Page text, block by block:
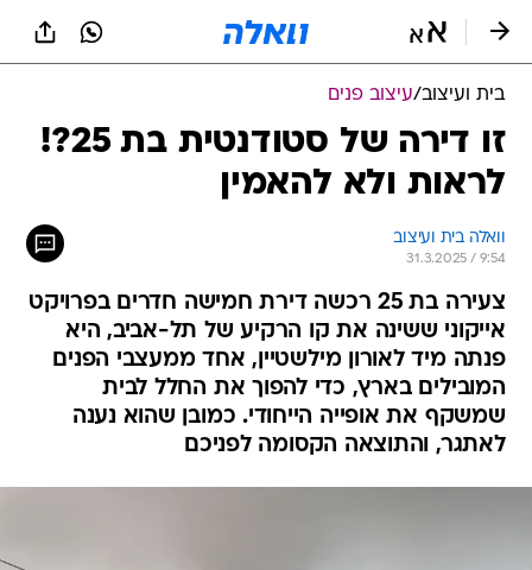
בית ועיצוב/עיצוב פנים
זו דירה של סטודנטית בת 25?!
לראות ולא להאמין
וואלה בית ועיצוב
31.3.2025 / 9:54
צעירה בת 25 רכשה דירת חמישה חדרים בפרויקט
אייקוני ששינה את קו הרקיע של תל-אביב, היא
פנתה מיד לאורון מילשטיין, אחד ממעצבי הפנים
המובילים בארץ, כדי להפוך את החלל לבית
שמשקף את אופייה הייחודי. כמובן שהוא נענה
לאתגר, והתוצאה הקסומה לפניכם